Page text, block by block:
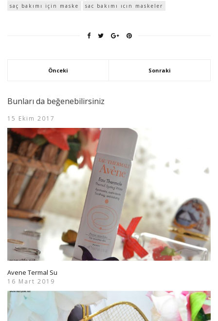
saç bakımı için maske
sac bakımı ıcın maskeler
Önceki Sonraki
Bunları da beğenebilirsiniz
15 Ekim 2017
Avene Termal Su
16 Mart 2019